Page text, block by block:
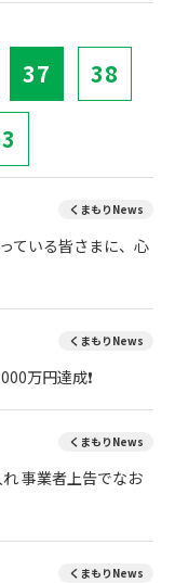
37 38
くまもりNews
ている皆さまに、心
くまもりNews
万円達成❗
くまもりNews
事業者上告でなお
くまもりNews